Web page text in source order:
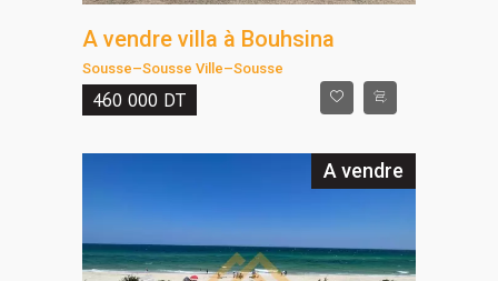
A vendre villa à Bouhsina
Sousse–Sousse Ville–Sousse
460 000 DT
A vendre